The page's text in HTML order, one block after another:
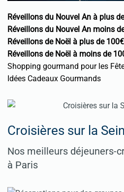
Réveillons du Nouvel An à plus
Réveillons du Nouvel An moins
Réveillons de Noël à plus de 100€
Réveillons de Noël à moins de
Shopping gourmand pour les
Idées Cadeaux Gourmands
Croisières sur la
Nos meilleurs déjeuners-
à Paris